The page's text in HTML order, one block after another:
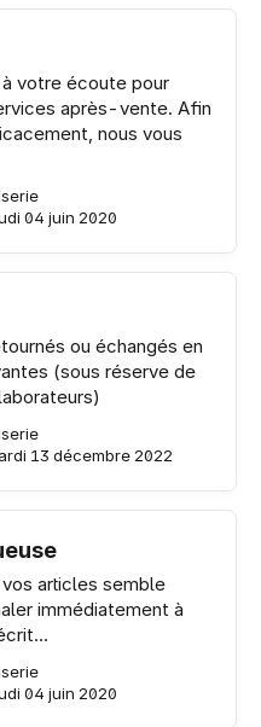
votre écoute pour
après-vente. Afin
nous vous
04 juin 2020
ou échangés en
(sous réserve de
13 décembre 2022
articles semble
immédiatement à
04 juin 2020